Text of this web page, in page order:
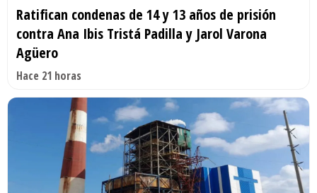
Ratifican condenas de 14 y 13 años de prisión
contra Ana Ibis Tristá Padilla y Jarol Varona
Agüero
Hace 21 horas